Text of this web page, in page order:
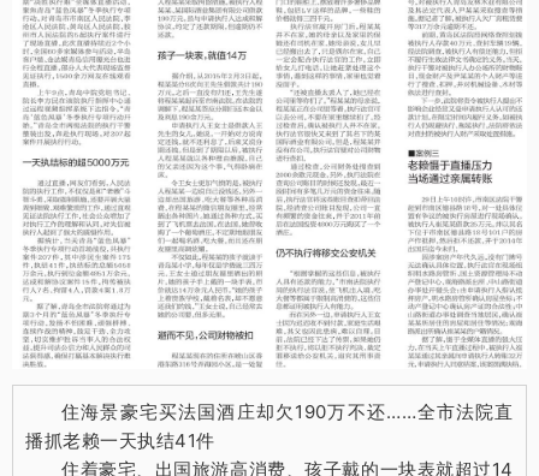
住海景豪宅买法国酒庄却欠190万不还……全市法院直
播抓老赖一天执结41件
住着豪宅、出国旅游高消费、孩子戴的一块表就超过14